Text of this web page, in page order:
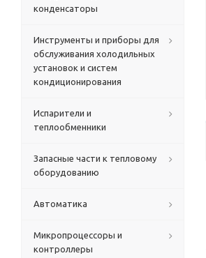
конденсаторы
Инструменты и приборы для
обслуживания холодильных
установок и систем
кондиционирования
Испарители и
теплообменники
Запасные части к тепловому
оборудованию
Автоматика
Микропроцессоры и
контроллеры